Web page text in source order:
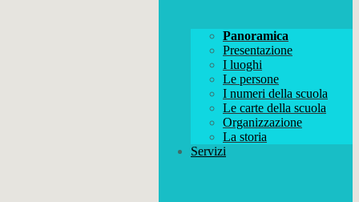
Panoramica
Presentazione
I luoghi
Le persone
I numeri della scuola
Le carte della scuola
Organizzazione
La storia
Servizi